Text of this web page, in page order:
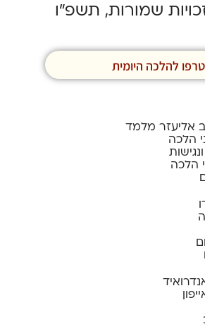
שמורות, תשפ”ו
להלכה היומית
אליעזר מלמד
הלכה
הלכה